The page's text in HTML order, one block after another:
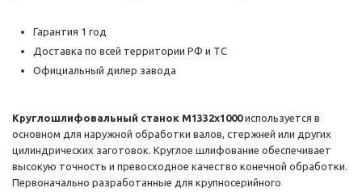
Гарантия 1 год
Доставка по всей территории РФ и ТС
Официальный дилер завода
Круглошлифовальный станок M1332х1000используется в
основном для наружной обработки валов, стержней или других
цилиндрических заготовок. Круглое шлифование обеспечивает
высокую точность и превосходное качество конечной обработки.
Первоначально разработанные для крупносерийного